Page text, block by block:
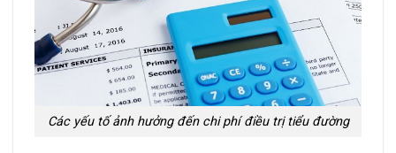
Các yếu tố ảnh hưởng đến chi phí điều trị tiểu đường